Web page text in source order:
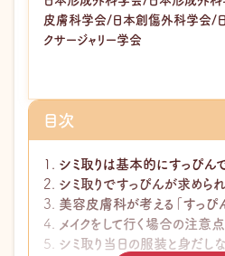
皮膚科学会/日本創傷外科学会/日
クサージャリー学会
目次
シミ取りは基本的にすっぴん
シミ取りですっぴんが求めら
美容皮膚科が考える「すっぴ
メイクをして行く場合の注意点
シミ取り当日の服装と身だし